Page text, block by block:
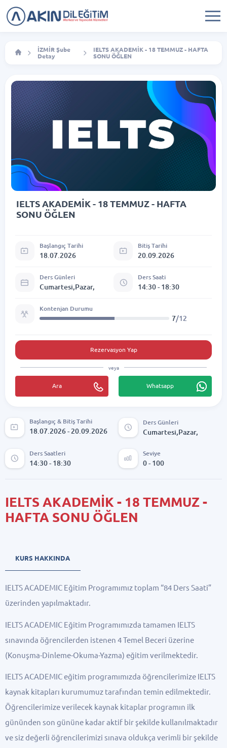
İZMİR Şube
Detay
IELTS AKADEMİK - 18 TEMMUZ - HAFTA
SONU ÖĞLEN
Başlangıç & Bitiş Tarihi
18.07.2026 - 20.09.2026
Ders Günleri
Cumartesi,Pazar,
Ders Saatleri
14:30 - 18:30
Seviye
0 - 100
IELTS AKADEMİK - 18 TEMMUZ -
HAFTA SONU ÖĞLEN
KURS HAKKINDA
IELTS ACADEMIC Eğitim Programımız toplam “84 Ders Saati”
üzerinden yapılmaktadır.
IELTS ACADEMIC Eğitim Programımızda tamamen IELTS
sınavında öğrencilerden istenen 4 Temel Beceri üzerine
(Konuşma-Dinleme-Okuma-Yazma) eğitim verilmektedir.
IELTS ACADEMIC eğitim programımızda öğrencilerimize IELTS
kaynak kitapları kurumumuz tarafından temin edilmektedir.
Öğrencilerimize verilecek kaynak kitaplar programın ilk
gününden son gününe kadar aktif bir şekilde kullanılmaktadır
ve siz değerli öğrencilerimizi sınava oldukça verimli bir şekilde
IELTS AKADEMİK - 18 TEMMUZ - HAFTA
SONU ÖĞLEN
Başlangıç Tarihi
18.07.2026
Bitiş Tarihi
20.09.2026
Ders Günleri
Cumartesi,Pazar,
Ders Saati
14:30 - 18:30
Kontenjan Durumu
7/12
Rezervasyon Yap
veya
Ara Whatsapp